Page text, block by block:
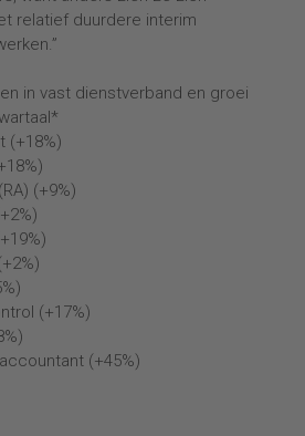
relatief duurdere interim
in vast dienstverband en groei
(+18%)
(+9%)
(+17%)
(+45%)